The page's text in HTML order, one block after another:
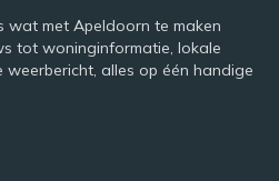
wat met Apeldoorn te maken
tot woninginformatie, lokale
weerbericht, alles op één handige